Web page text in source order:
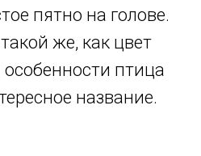
пятно на голове.
же, как цвет
птица
название.